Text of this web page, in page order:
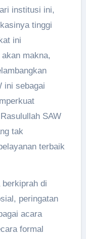
institusi ini,
tinggi
ini
makna,
ini sebagai
SAW
tak
terbaik
berkiprah di
peringatan
acara
formal